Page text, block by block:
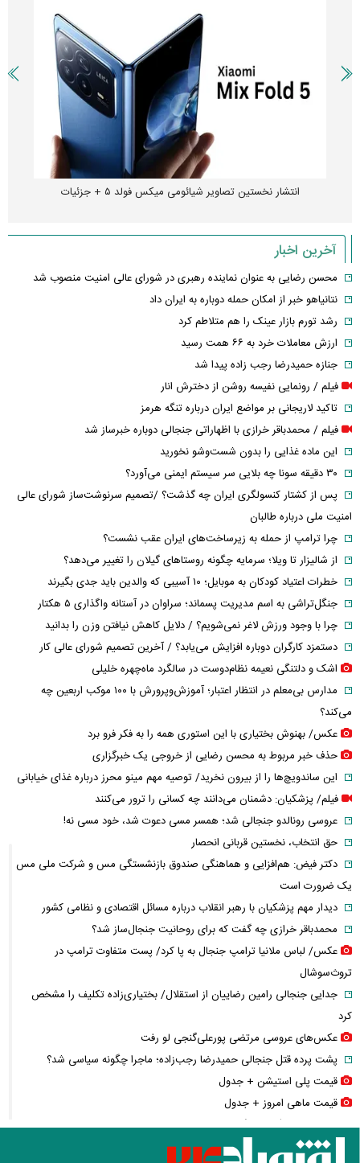
انتشار نخستین تصاویر شیائومی میکس فولد ۵ + جزئیات
آخرین اخبار
محسن رضایی به عنوان نماینده رهبری در شورای عالی امنیت منصوب شد
نتانیاهو خبر از امکان حمله دوباره به ایران داد
رشد تورم بازار عینک را هم متلاطم کرد
ارزش معاملات خرد به ۶۶ همت رسید
جنازه حمیدرضا رجب زاده پیدا شد
فیلم / رونمایی نفیسه روشن از دخترش انار
تاکید لاریجانی بر مواضع ایران درباره تنگه هرمز
فیلم / محمدباقر خرازی با اظهاراتی جنجالی دوباره خبرساز شد
این ماده غذایی را بدون شست‌وشو نخورید
۳۰ دقیقه سونا چه بلایی سر سیستم ایمنی می‌آورد؟
پس از کشتار کنسولگری ایران چه گذشت؟ /تصمیم سرنوشت‌ساز شورای عالی
امنیت ملی درباره طالبان
چرا ترامپ از حمله به زیرساخت‌های ایران عقب نشست؟
از شالیزار تا ویلا؛ سرمایه چگونه روستاهای گیلان را تغییر می‌دهد؟
خطرات اعتیاد کودکان به موبایل؛ ۱۰ آسیبی که والدین باید جدی بگیرند
جنگل‌تراشی به اسم مدیریت پسماند؛ سراوان در آستانه واگذاری ۵ هکتار
چرا با وجود ورزش لاغر نمی‌شویم؟ / دلایل کاهش نیافتن وزن را بدانید
دستمزد کارگران دوباره افزایش می‌یابد؟ / آخرین تصمیم شورای عالی کار
اشک و دلتنگی نعیمه نظام‌دوست در سالگرد ماه‌چهره خلیلی
مدارس بی‌معلم در انتظار اعتبار؛ آموزش‌وپرورش با ۱۰۰ موکب اربعین چه
می‌کند؟
عکس/ بهنوش بختیاری با این استوری همه را به فکر فرو برد
حذف خبر مربوط به محسن رضایی از خروجی یک خبرگزاری
این ساندویچ‌ها را از بیرون نخرید/ توصیه مهم مینو محرز درباره غذای خیابانی
فیلم/ پزشکیان: دشمنان می‌دانند چه کسانی را ترور می‌کنند
عروسی رونالدو جنجالی شد؛ همسر مسی دعوت شد، خود مسی نه!
حق انتخاب، نخستین قربانی انحصار
دکتر فیض: هم‌افزایی و هماهنگی صندوق بازنشستگی مس و شرکت ملی مس
یک ضرورت است
دیدار مهم پزشکیان با رهبر انقلاب درباره مسائل اقتصادی و نظامی کشور
محمدباقر خرازی چه گفت که برای روحانیت جنجال‌ساز شد؟
عکس/ لباس ملانیا ترامپ جنجال به پا کرد/ پست متفاوت ترامپ در
تروث‌سوشال
جدایی جنجالی رامین رضاییان از استقلال/ بختیاری‌زاده تکلیف را مشخص
کرد
عکس‌های عروسی مرتضی پورعلی‌گنجی لو رفت
پشت پرده قتل جنجالی حمیدرضا رجب‌زاده؛ ماجرا چگونه سیاسی شد؟
قیمت پلی استیشن + جدول
قیمت ماهی امروز + جدول
چرا پول کالابرگ فروشگاه‌ها تسویه نمی‌شود؟
کالابرگ دوباره تغییر می‌کند؟/ جزئیات تازه درباره اعتبار یک میلیون تومانی